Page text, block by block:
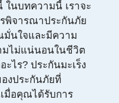
นบทความนี้ เราจะ
พิจารณาประกันภัย
มั่นใจและมีความ
มไม่แน่นอนในชีวิต
ไร? ประกันมะเร็ง
งประกันภัยที่
มื่อคุณได้รับการ